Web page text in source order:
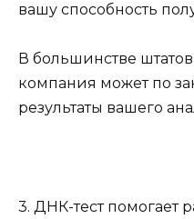
вашу способность
В большинстве
компания может по
результаты вашего
3. ДНК-тест помогает